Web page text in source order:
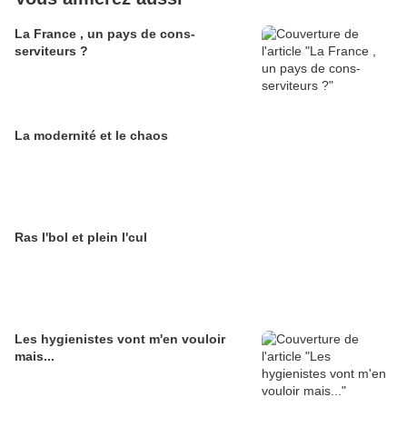
La France , un pays de cons-
serviteurs ?
La modernité et le chaos
Ras l'bol et plein l'cul
Les hygienistes vont m'en vouloir
mais...